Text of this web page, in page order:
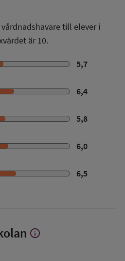
till elever i
är 10.
5,7
6,4
5,8
6,0
6,5
Visa
info